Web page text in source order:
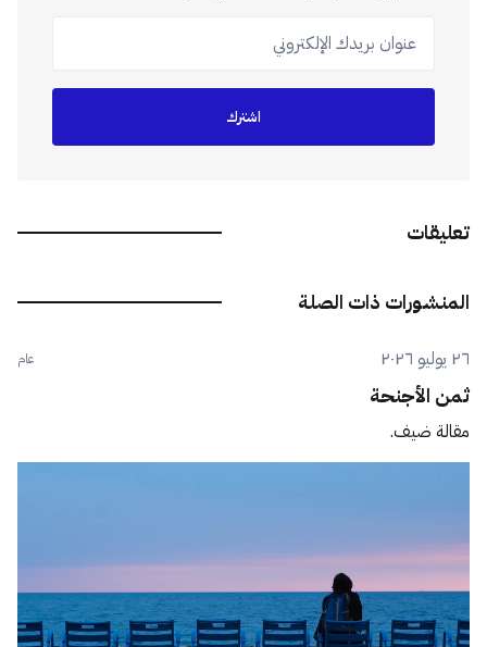
عنوان بريدك الإلكتروني
اشترك
تعليقات
المنشورات ذات الصلة
٢٦ يوليو ٢٠٢٦ عام
ثمن الأجنحة
مقالة ضيف.